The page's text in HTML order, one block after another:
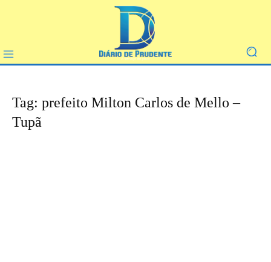
Tag: prefeito Milton Carlos de Mello –
Tupã